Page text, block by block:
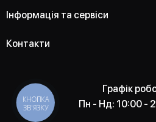
Інформація та сервіси
Контакти
Графік
Пн - Нд: 10:00 -
КНОПКА
ЗВ'ЯЗКУ